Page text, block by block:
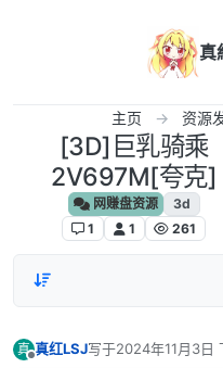
真
主页 资源
[3D]巨乳骑乘
2V697M[夸克]
网赚盘资源
3d
1
1 261
真 真红LSJ写于2024年11月3日
最后由 编辑